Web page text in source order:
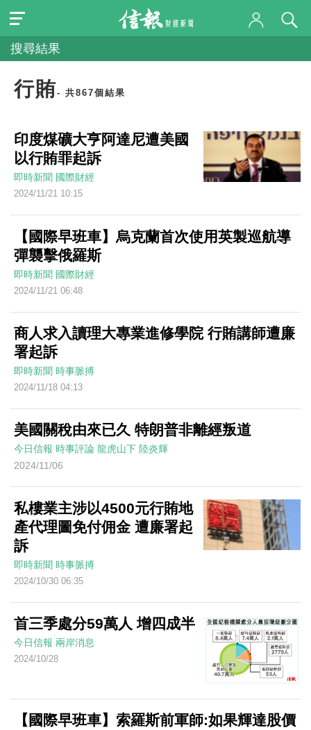
搜尋結果
行賄- 共867個結果
印度煤礦大亨阿達尼遭美國
以行賄罪起訴
即時新聞 國際財經
2024/11/21 10:15
【國際早班車】烏克蘭首次使用英製巡航導
彈襲擊俄羅斯
即時新聞 國際財經
2024/11/21 06:48
商人求入讀理大專業進修學院 行賄講師遭廉
署起訴
即時新聞 時事脈搏
2024/11/18 04:13
美國關稅由來已久 特朗普非離經叛道
今日信報 時事評論 龍虎山下 陸炎輝
2024/11/06
私樓業主涉以4500元行賄地
產代理圖免付佣金 遭廉署起
訴
即時新聞 時事脈搏
2024/10/30 06:35
首三季處分59萬人 增四成半
今日信報 兩岸消息
2024/10/28
【國際早班車】索羅斯前軍師:如果輝達股價